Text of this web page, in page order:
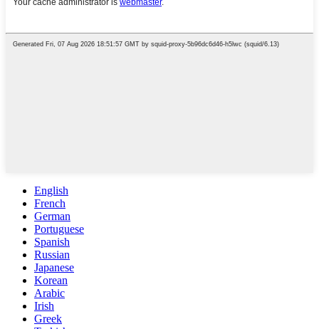
English
French
German
Portuguese
Spanish
Russian
Japanese
Korean
Arabic
Irish
Greek